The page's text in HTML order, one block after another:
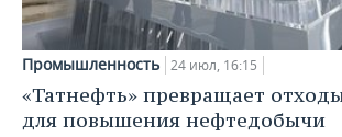
Промышленность 24 июл, 16:15
«Татнефть» превращает
для повышения нефтедобычи